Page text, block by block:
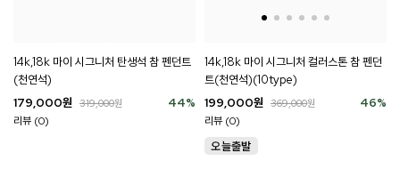
14k,18k 마이 시그니처 탄생석 참 펜던트
(천연석)
44%
179,000원 319,000원
리뷰 (0)
14k,18k 마이 시그니처 컬러스톤 참 펜던
트(천연석)(10type)
46%
199,000원 369,000원
리뷰 (0)